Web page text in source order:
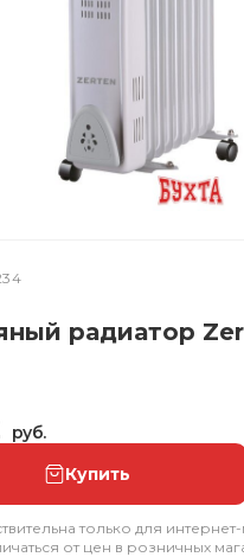
радиатор
руб.
Купить
только для
от цен в розничных